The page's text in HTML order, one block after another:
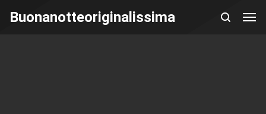
Buonanotteoriginalissima